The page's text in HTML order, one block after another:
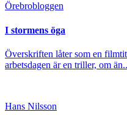
Örebro­bloggen
I stormens öga
Överskriften låter som en
arbetsdagen är en triller, om
Hans Nilsson